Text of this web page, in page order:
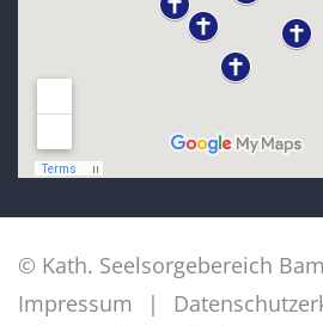
© Kath. Seelsorgebereich
Impressum